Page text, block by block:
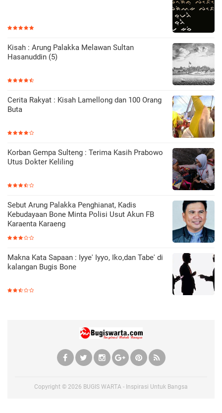
Kisah : Arung Palakka Melawan Sultan
Hasanuddin (5)
Cerita Rakyat : Kisah Lamellong dan 100 Orang
Buta
Korban Gempa Sulteng : Terima Kasih Prabowo
Utus Dokter Keliling
Sebut Arung Palakka Penghianat, Kadis
Kebudayaan Bone Minta Polisi Usut Akun FB
Karaenta Karaeng
Makna Kata Sapaan : Iyye' Iyyo, Iko,dan Tabe' di
kalangan Bugis Bone
Copyright © 2026 BUGIS WARTA - Inspirasi Untuk Bangsa